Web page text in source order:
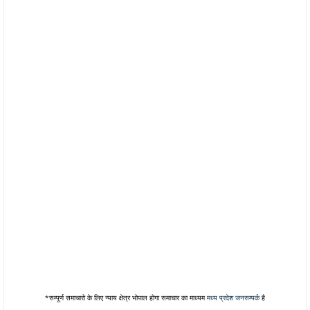
*सम्पूर्ण समाचारो के लिए न्याय क्षेत्र भोपाल होगा समाचार का माध्यममध्य प्रदेश जनसम्पर्कहै